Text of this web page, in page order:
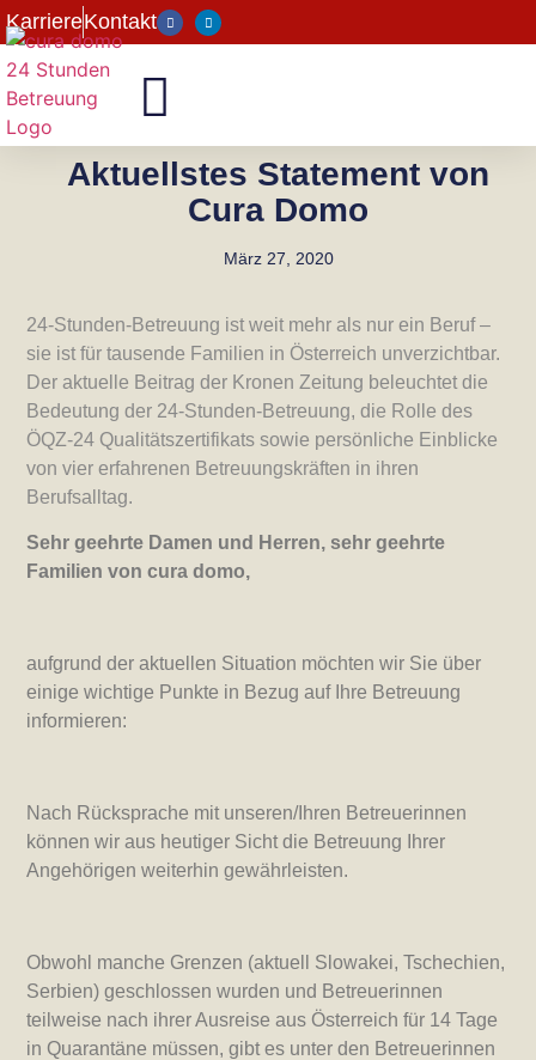
KarriereKontakt
Aktuellstes Statement von
Cura Domo
März 27, 2020
24-Stunden-Betreuung ist weit mehr als nur ein Beruf –
sie ist für tausende Familien in Österreich unverzichtbar.
Der aktuelle Beitrag der Kronen Zeitung beleuchtet die
Bedeutung der 24-Stunden-Betreuung, die Rolle des
ÖQZ-24 Qualitätszertifikats sowie persönliche Einblicke
von vier erfahrenen Betreuungskräften in ihren
Berufsalltag.
Sehr geehrte Damen und Herren, sehr geehrte
Familien von cura domo,
aufgrund der aktuellen Situation möchten wir Sie über
einige wichtige Punkte in Bezug auf Ihre Betreuung
informieren:
Nach Rücksprache mit unseren/Ihren Betreuerinnen
können wir aus heutiger Sicht die Betreuung Ihrer
Angehörigen weiterhin gewährleisten.
Obwohl manche Grenzen (aktuell Slowakei, Tschechien,
Serbien) geschlossen wurden und Betreuerinnen
teilweise nach ihrer Ausreise aus Österreich für 14 Tage
in Quarantäne müssen, gibt es unter den Betreuerinnen